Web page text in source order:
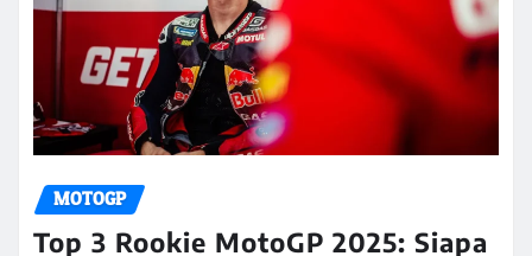
MOTOGP
Top 3 Rookie MotoGP 2025: Siapa